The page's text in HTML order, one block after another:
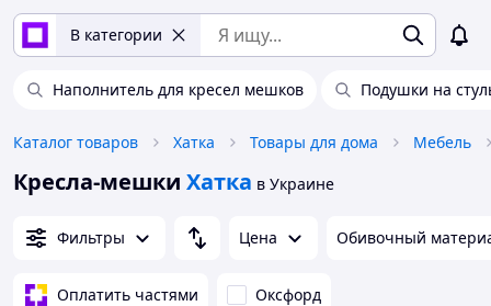
В категории
Наполнитель для кресел мешков Подушки на
Каталог товаров Хатка Товары для дома Мебель
Кресла-мешки Хатка в Украине
Фильтры Цена Обивочный
Оплатить частями Оксфорд